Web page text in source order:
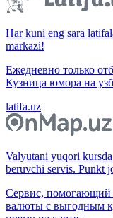
Har kuni eng sara
markazi!
Ежедневно только
Кузница юмора на
latifa.uz
Valyutani yuqori
beruvchi servis. Punkt
Сервис, помогающий
валюты с выгодным